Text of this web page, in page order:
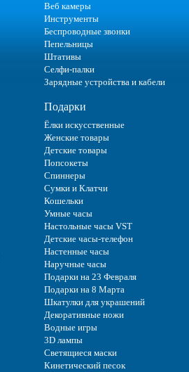
Веб камеры
Инструменты
Беспроводные звонки
Пепельницы
Штативы
Селфи-палки
Зарядные устройства и кабели
Подарки
Ёлки искусственные
Женские товары
Детские товары
Попсокеты
Спиннеры
Сумки и Клатчи
Кошельки
Умные часы
Настольные часы VST
Детские часы-телефон
Настенные часы
Наручные часы
Подарки на 23 Февраля
Подарки на 8 Марта
Шкатулки для украшений
Декоративные ножи
Водные игры
3D лампы
Светящиеся маски
Кинетический песок